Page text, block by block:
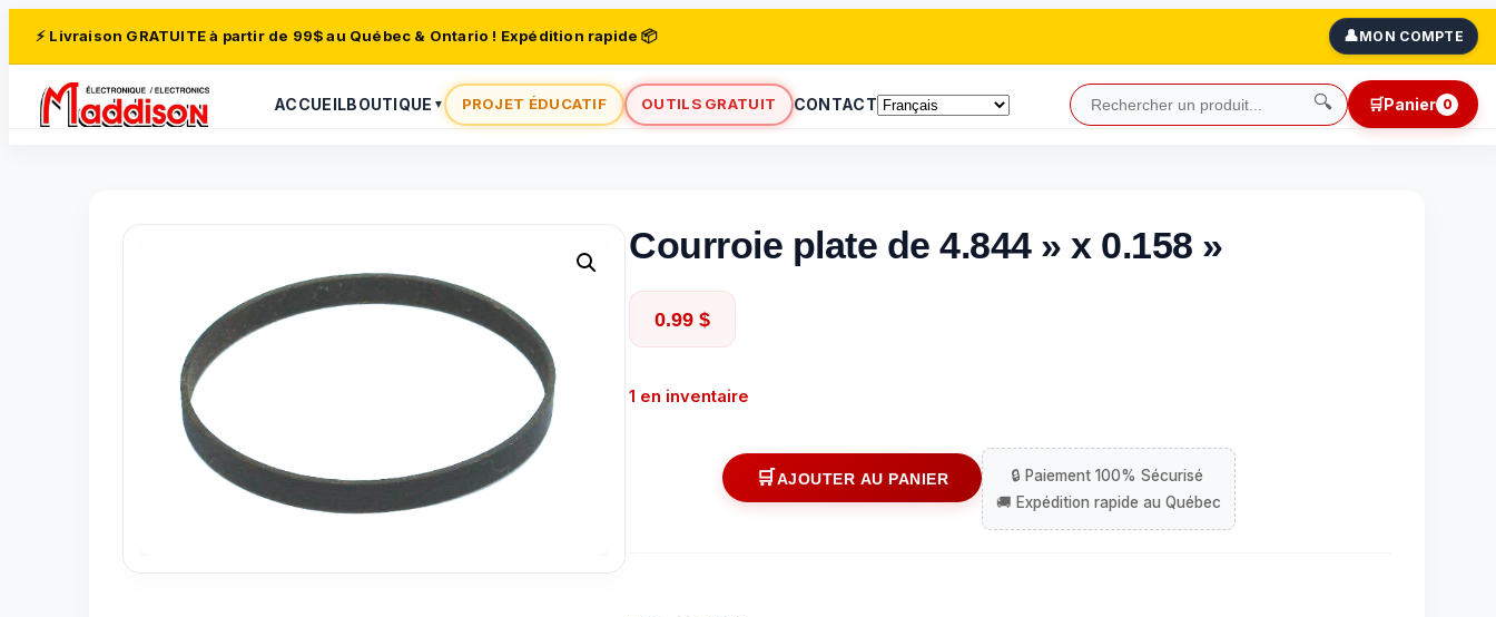
⚡ Livraison GRATUITE à partir de 99$ au Québec & Ontario ! Expédition rapide 📦 👤MON COMPTE
ACCUEILBOUTIQUE ▼ PROJET ÉDUCATIF OUTILS GRATUIT CONTACT 🔍 🛒Panier 0
Courroie plate de 4.844 » x 0.158 »
0.99 $
1 en inventaire
AJOUTER AU PANIER